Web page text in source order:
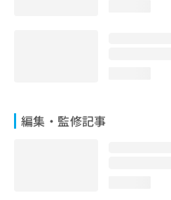
編集・監修記事